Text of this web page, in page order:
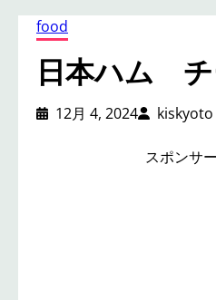
food
日本ハム
12月 4, 2024 kiskyoto
スポンサ